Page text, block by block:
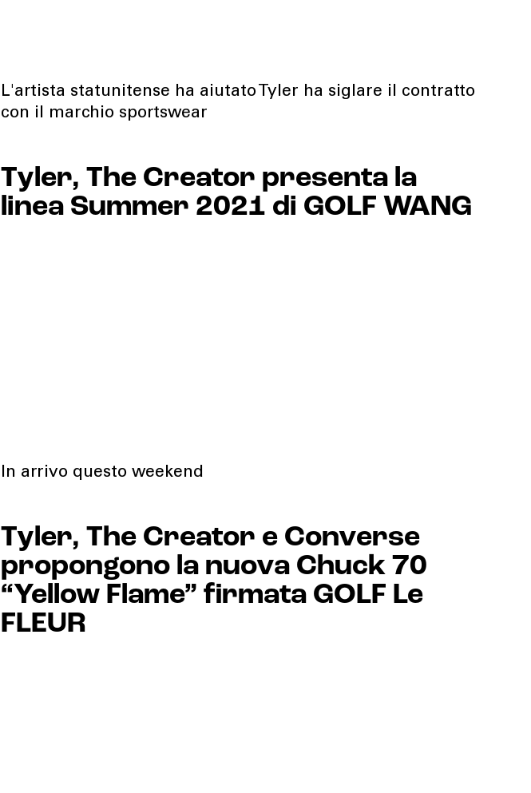
L'artista statunitense ha aiutato Tyler ha siglare il contratto
con il marchio sportswear
Tyler, The Creator presenta la
linea Summer 2021 di GOLF WANG
In arrivo questo weekend
Tyler, The Creator e Converse
propongono la nuova Chuck 70
“Yellow Flame” firmata GOLF Le
FLEUR